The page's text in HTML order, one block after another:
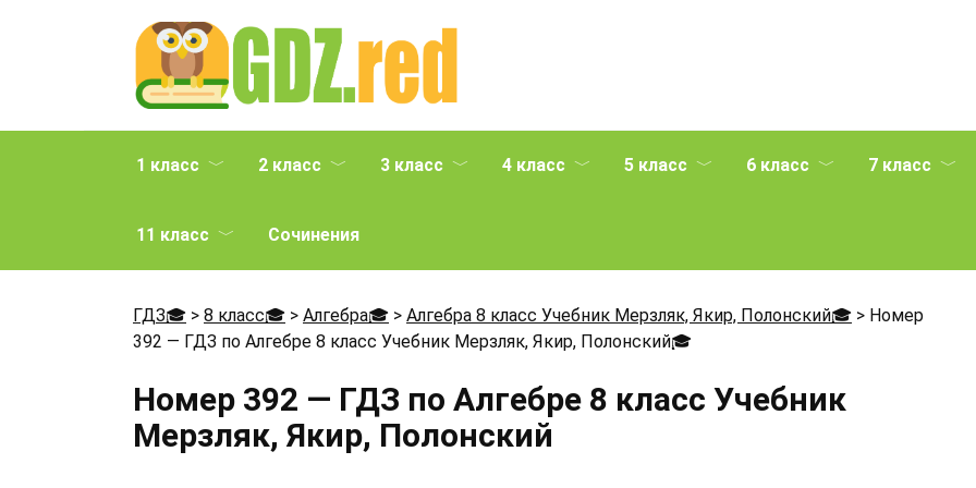
1 класс 2 класс 3 класс 4 класс 5 класс 6 класс 7 класс
11 класс Сочинения
ГДЗ🎓 > 8 класс🎓 > Алгебра🎓 > Алгебра 8 класс Учебник Мерзляк, Якир, Полонский🎓 > Номер
392 — ГДЗ по Алгебре 8 класс Учебник Мерзляк, Якир, Полонский🎓
Номер 392 — ГДЗ по Алгебре 8 класс Учебник
Мерзляк, Якир, Полонский